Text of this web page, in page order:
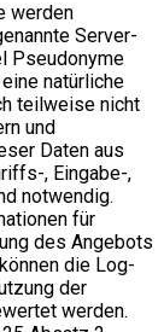
werden
Server-
Pseudonyme
natürliche
teilweise nicht
und
Daten aus
, Eingabe-,
notwendig.
für
des Angebots
die Log-
der
werden.